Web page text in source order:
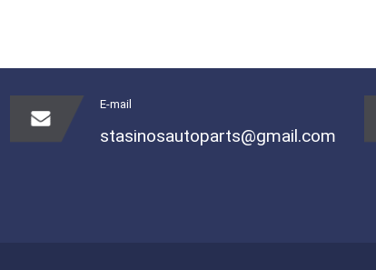
E-mail
stasinosautoparts@gmail.com